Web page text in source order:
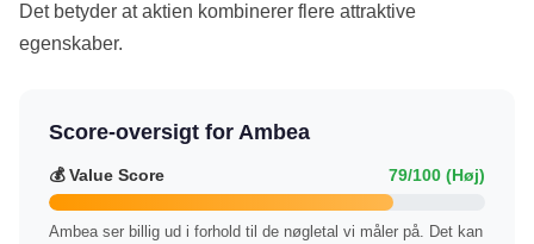
Det betyder at aktien kombinerer flere attraktive
egenskaber.
Score-oversigt for Ambea
💰 Value Score 79/100 (Høj)
Ambea ser billig ud i forhold til de nøgletal vi måler på. Det kan